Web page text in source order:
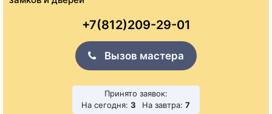
+7(812)209-29-01
Вызов мастера
Принято заявок:
На сегодня: 3 На завтра: 7